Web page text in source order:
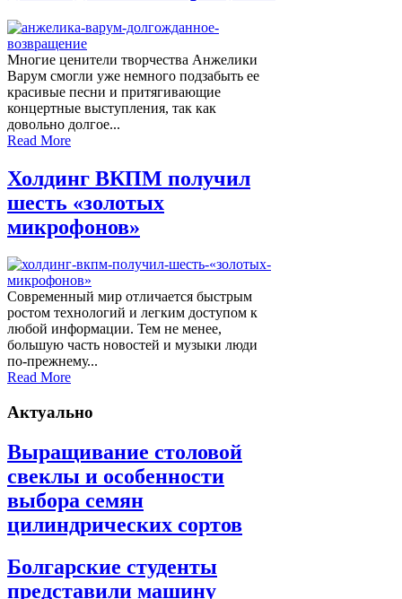
Многие ценители творчества Анжелики
Варум смогли уже немного подзабыть ее
красивые песни и притягивающие
концертные выступления, так как
довольно долгое...
Read More
Холдинг ВКПМ получил
шесть «золотых
микрофонов»
Современный мир отличается быстрым
ростом технологий и легким доступом к
любой информации. Тем не менее,
большую часть новостей и музыки люди
по-прежнему...
Read More
Актуально
Выращивание столовой
свеклы и особенности
выбора семян
цилиндрических сортов
Болгарские студенты
представили машину